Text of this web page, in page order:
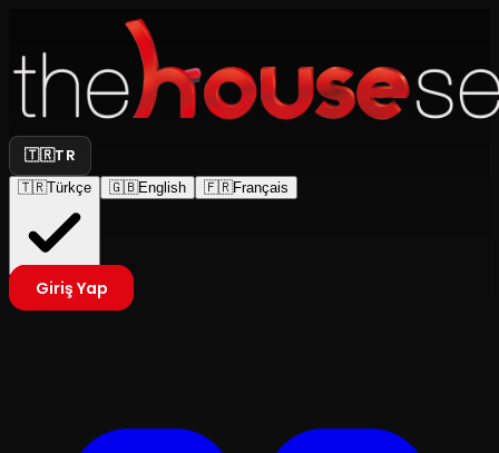
🇹🇷TR
🇹🇷Türkçe 🇬🇧English 🇫🇷Français
Giriş Yap